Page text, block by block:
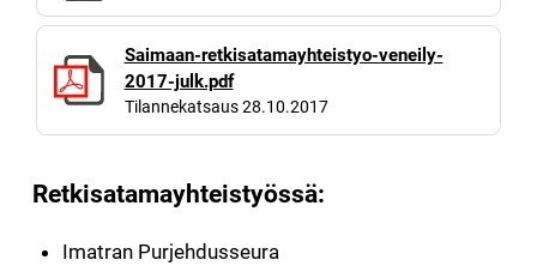
Saimaan-retkisatamayhteistyo-veneily-
2017-julk.pdf
Tilannekatsaus 28.10.2017
Retkisatamayhteistyössä:
Imatran Purjehdusseura